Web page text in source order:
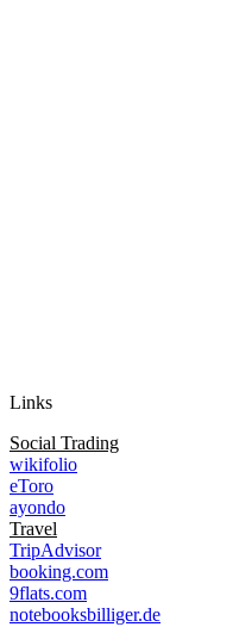
Links
Social Trading
wikifolio
eToro
ayondo
Travel
TripAdvisor
booking.com
9flats.com
notebooksbilliger.de